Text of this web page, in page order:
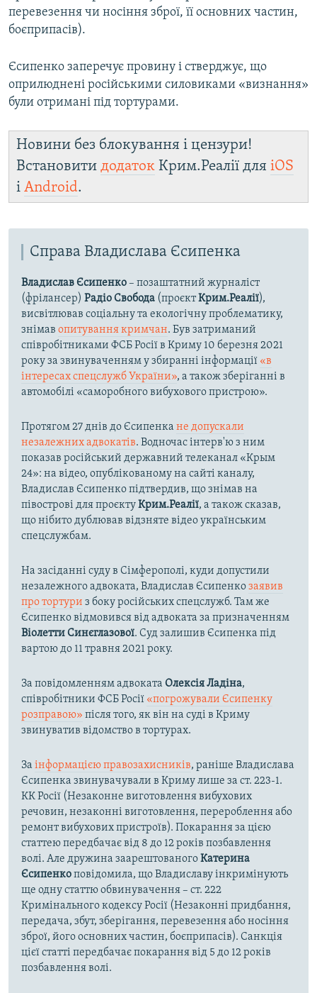
перевезення чи носіння зброї, її основних частин,
боєприпасів).
Єсипенко заперечує провину і стверджує, що
оприлюднені російськими силовиками «визнання»
були отримані під тортурами.
Новини без блокування і цензури!
Встановити додаток Крим.Реалії для iOS
і Android.
Справа Владислава Єсипенка
Владислав Єсипенко– позаштатний журналіст
(фрілансер) Радіо Свобода (проєктКрим.Реалії),
висвітлював соціальну та екологічну проблематику,
знімав опитування кримчан. Був затриманий
співробітниками ФСБ Росії в Криму 10 березня 2021
року за звинуваченням у збиранні інформації «в
інтересах спецслужб України», а також зберіганні в
автомобілі «саморобного вибухового пристрою».
Протягом 27 днів до Єсипенка не допускали
незалежних адвокатів. Водночас інтерв'ю з ним
показав російський державний телеканал «Крым
24»: на відео, опублікованому на сайті каналу,
Владислав Єсипенко підтвердив, що знімав на
півострові для проєктуКрим.Реалії, а також сказав,
що нібито дублював відзняте відео українським
спецслужбам.
На засіданні суду в Сімферополі, куди допустили
незалежного адвоката, Владислав Єсипенкозаявив
про тортури з боку російських спецслужб. Там же
Єсипенко відмовився від адвоката за призначенням
Віолетти Синєглазової. Суд залишив Єсипенка під
вартою до 11 травня 2021 року.
За повідомленням адвоката Олексія Ладіна,
співробітники ФСБ Росії «погрожували Єсипенку
розправою» після того, як він на суді в Криму
звинуватив відомство в тортурах.
За інформацією правозахисників, раніше Владислава
Єсипенка звинувачували в Криму лише за ст. 223-1.
КК Росії (Незаконне виготовлення вибухових
речовин, незаконні виготовлення, перероблення або
ремонт вибухових пристроїв). Покарання за цією
статтею передбачає від 8 до 12 років позбавлення
волі. Але дружина заарештованогоКатерина
Єсипенкоповідомила, що Владиславу інкримінують
ще одну статтю обвинувачення – ст. 222
Кримінального кодексу Росії (Незаконні придбання,
передача, збут, зберігання, перевезення або носіння
зброї, його основних частин, боєприпасів). Санкція
цієї статті передбачає покарання від 5 до 12 років
позбавлення волі.